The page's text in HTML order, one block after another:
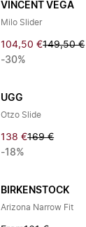
VINCENT VEGA
Milo Slider
104,50 €149,50 €
-30%
UGG
Otzo Slide
138 €169 €
-18%
BIRKENSTOCK
Arizona Narrow Fit